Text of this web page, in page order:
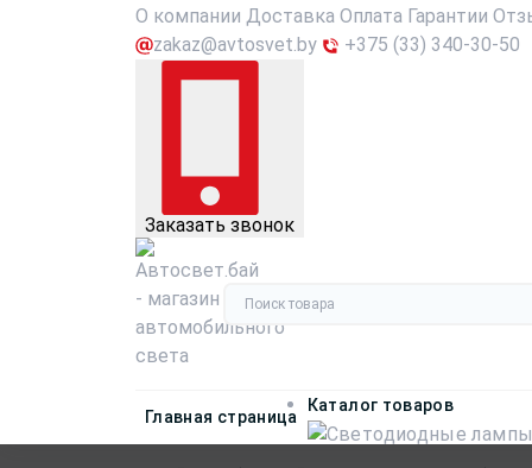
О компании Доставка Оплата Гарантии
zakaz@avtosvet.by
+375 (33) 340-30-50
Заказать звонок
Главная страница
Каталог товаров